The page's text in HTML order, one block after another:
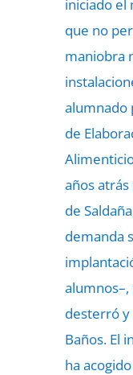
iniciado el
que no
maniobra
alumnado
de
años
de
demanda
alumnos–,
desterró y
Baños. El
ha